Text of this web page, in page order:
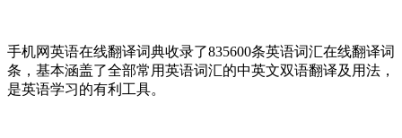
手机网英语在线翻译词典收录了835600条英语词汇在线翻译词
条，基本涵盖了全部常用英语词汇的中英文双语翻译及用法，
是英语学习的有利工具。